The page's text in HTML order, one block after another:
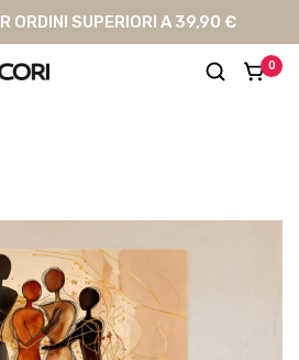
ORDINI SUPERIORI A 39,90 €
0